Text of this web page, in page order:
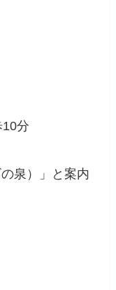
10分
泉）」と案内